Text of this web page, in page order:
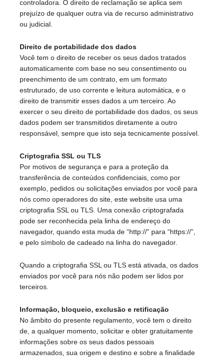
controladora. O direito de reclamação se aplica sem
prejuízo de qualquer outra via de recurso administrativo
ou judicial.
Direito de portabilidade dos dados
Você tem o direito de receber os seus dados tratados
automaticamente com base no seu consentimento ou
preenchimento de um contrato, em um formato
estruturado, de uso corrente e leitura automática, e o
direito de transmitir esses dados a um terceiro. Ao
exercer o seu direito de portabilidade dos dados, os seus
dados podem ser transmitidos diretamente a outro
responsável, sempre que isto seja tecnicamente possível.
Criptografia SSL ou TLS
Por motivos de segurança e para a proteção da
transferência de conteúdos confidenciais, como por
exemplo, pedidos ou solicitações enviados por você para
nós como operadores do site, este website usa uma
criptografia SSL ou TLS. Uma conexão criptografada
pode ser reconhecida pela linha de endereço do
navegador, quando esta muda de “http://” para “https://”,
e pelo símbolo de cadeado na linha do navegador.
Quando a criptografia SSL ou TLS está ativada, os dados
enviados por você para nós não podem ser lidos por
terceiros.
Informação, bloqueio, exclusão e retificação
No âmbito do presente regulamento, você tem o direito
de, a qualquer momento, solicitar e obter gratuitamente
informações sobre os seus dados pessoais
armazenados, sua origem e destino e sobre a finalidade